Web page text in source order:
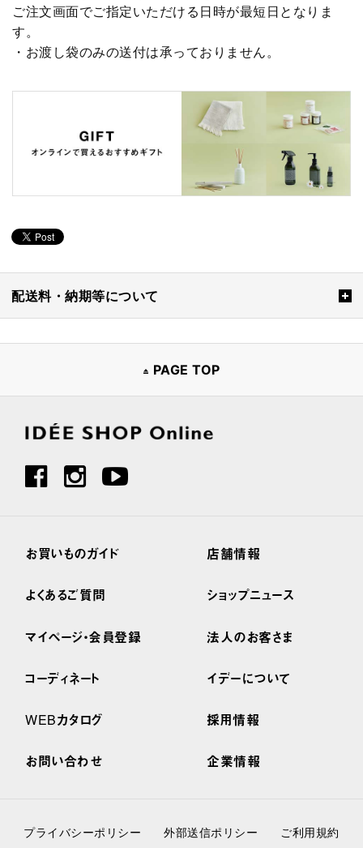
ご注文画面でご指定いただける日時が最短日となりま
す。
・お渡し袋のみの送付は承っておりません。
配送料・納期等について
PAGE TOP
お買いものガイド
よくあるご質問
マイページ・会員登録
コーディネート
WEBカタログ
お問い合わせ
店舗情報
ショップニュース
法人のお客さま
イデーについて
採用情報
企業情報
プライバシーポリシー 外部送信ポリシー ご利用規約